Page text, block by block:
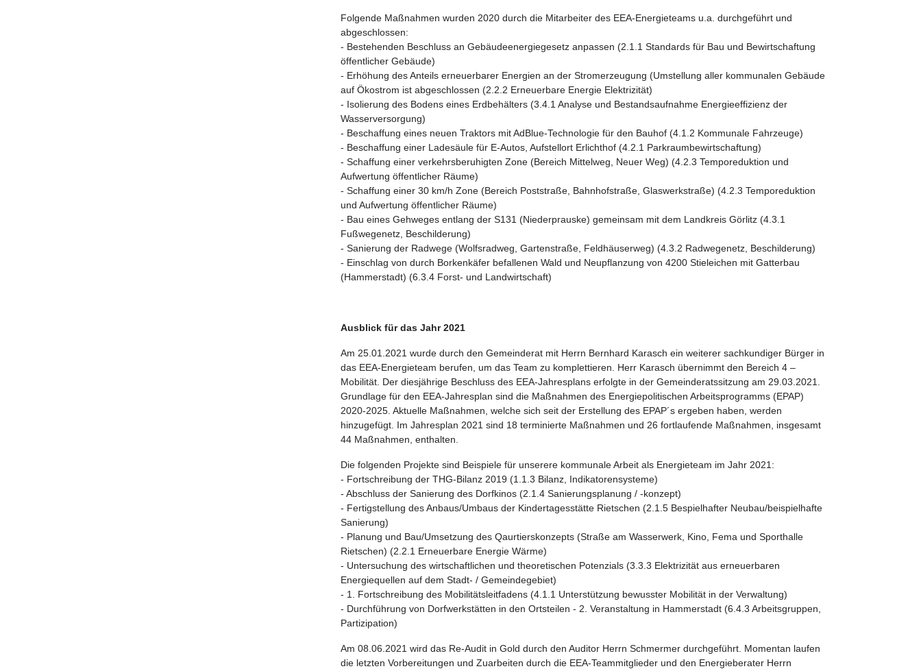
Folgende Maßnahmen wurden 2020 durch die Mitarbeiter des EEA-Energieteams u.a. durchgeführt und
abgeschlossen:
- Bestehenden Beschluss an Gebäudeenergiegesetz anpassen (2.1.1 Standards für Bau und Bewirtschaftung
öffentlicher Gebäude)
- Erhöhung des Anteils erneuerbarer Energien an der Stromerzeugung (Umstellung aller kommunalen Gebäude
auf Ökostrom ist abgeschlossen (2.2.2 Erneuerbare Energie Elektrizität)
- Isolierung des Bodens eines Erdbehälters (3.4.1 Analyse und Bestandsaufnahme Energieeffizienz der
Wasserversorgung)
- Beschaffung eines neuen Traktors mit AdBlue-Technologie für den Bauhof (4.1.2 Kommunale Fahrzeuge)
- Beschaffung einer Ladesäule für E-Autos, Aufstellort Erlichthof (4.2.1 Parkraumbewirtschaftung)
- Schaffung einer verkehrsberuhigten Zone (Bereich Mittelweg, Neuer Weg) (4.2.3 Temporeduktion und
Aufwertung öffentlicher Räume)
- Schaffung einer 30 km/h Zone (Bereich Poststraße, Bahnhofstraße, Glaswerkstraße) (4.2.3 Temporeduktion
und Aufwertung öffentlicher Räume)
- Bau eines Gehweges entlang der S131 (Niederprauske) gemeinsam mit dem Landkreis Görlitz (4.3.1
Fußwegenetz, Beschilderung)
- Sanierung der Radwege (Wolfsradweg, Gartenstraße, Feldhäuserweg) (4.3.2 Radwegenetz, Beschilderung)
- Einschlag von durch Borkenkäfer befallenen Wald und Neupflanzung von 4200 Stieleichen mit Gatterbau
(Hammerstadt) (6.3.4 Forst- und Landwirtschaft)
Ausblick für das Jahr 2021
Am 25.01.2021 wurde durch den Gemeinderat mit Herrn Bernhard Karasch ein weiterer sachkundiger Bürger in
das EEA-Energieteam berufen, um das Team zu komplettieren. Herr Karasch übernimmt den Bereich 4 –
Mobilität. Der diesjährige Beschluss des EEA-Jahresplans erfolgte in der Gemeinderatssitzung am 29.03.2021.
Grundlage für den EEA-Jahresplan sind die Maßnahmen des Energiepolitischen Arbeitsprogramms (EPAP)
2020-2025. Aktuelle Maßnahmen, welche sich seit der Erstellung des EPAP´s ergeben haben, werden
hinzugefügt. Im Jahresplan 2021 sind 18 terminierte Maßnahmen und 26 fortlaufende Maßnahmen, insgesamt
44 Maßnahmen, enthalten.
Die folgenden Projekte sind Beispiele für unserere kommunale Arbeit als Energieteam im Jahr 2021:
- Fortschreibung der THG-Bilanz 2019 (1.1.3 Bilanz, Indikatorensysteme)
- Abschluss der Sanierung des Dorfkinos (2.1.4 Sanierungsplanung / -konzept)
- Fertigstellung des Anbaus/Umbaus der Kindertagesstätte Rietschen (2.1.5 Bespielhafter Neubau/beispielhafte
Sanierung)
- Planung und Bau/Umsetzung des Qaurtierskonzepts (Straße am Wasserwerk, Kino, Fema und Sporthalle
Rietschen) (2.2.1 Erneuerbare Energie Wärme)
- Untersuchung des wirtschaftlichen und theoretischen Potenzials (3.3.3 Elektrizität aus erneuerbaren
Energiequellen auf dem Stadt- / Gemeindegebiet)
- 1. Fortschreibung des Mobilitätsleitfadens (4.1.1 Unterstützung bewusster Mobilität in der Verwaltung)
- Durchführung von Dorfwerkstätten in den Ortsteilen - 2. Veranstaltung in Hammerstadt (6.4.3 Arbeitsgruppen,
Partizipation)
Am 08.06.2021 wird das Re-Audit in Gold durch den Auditor Herrn Schmermer durchgeführt. Momentan laufen
die letzten Vorbereitungen und Zuarbeiten durch die EEA-Teammitglieder und den Energieberater Herrn